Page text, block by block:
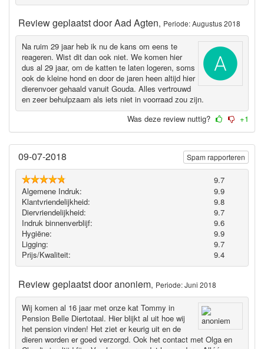
Review geplaatst doorAad Agten, Periode: Augustus 2018
Na ruim 29 jaar heb ik nu de kans om eens te
reageren. Wist dit dan ook niet. We komen hier
dus al 29 jaar, om de katten te laten logeren, soms
ook de kleine hond en door de jaren heen altijd hier
dierenvoer gehaald vanuit Gouda. Alles vertrouwd
en zeer behulpzaam als iets niet in voorraad zou zijn.
Was deze review nuttig? +1
09-07-2018
9.7
Algemene Indruk:
9.9
Klantvriendelijkheid:
9.8
Diervriendelijkheid:
9.7
Indruk binnenverblijf:
9.6
Hygiëne‎:
9.9
Ligging:
9.7
Prijs/Kwaliteit:
9.4
Review geplaatst dooranoniem, Periode: Juni 2018
Wij komen al 16 jaar met onze kat Tommy in
Pension Belle Diertotaal. Hier blijkt al uit hoe wij
het pension vinden! Het ziet er keurig uit en de
dieren worden er goed verzorgd. Ook het contact met Olga en
Spam rapporteren